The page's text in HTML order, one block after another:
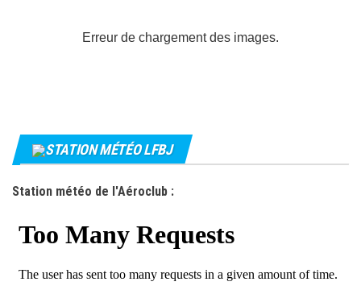
Erreur de chargement des images.
STATION MÉTÉO LFBJ
Station météo de l'Aéroclub :